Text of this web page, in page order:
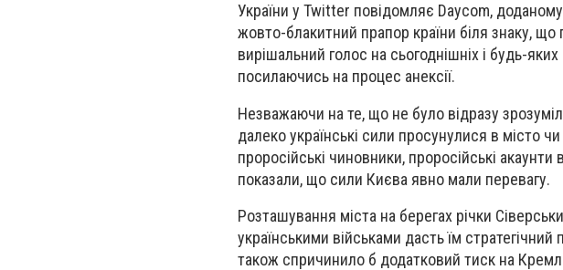
України у Twitter повідомляє Daycom,
жовто-блакитний прапор країни біля знаку,
вирішальний голос на сьогоднішніх і будь-
посилаючись на процес анексії.
Незважаючи на те, що не було відразу
далеко українські сили просунулися в місто
проросійські чиновники, проросійські
показали, що сили Києва явно мали перевагу.
Розташування міста на берегах річки
українськими військами дасть їм
також спричинило б додатковий тиск на